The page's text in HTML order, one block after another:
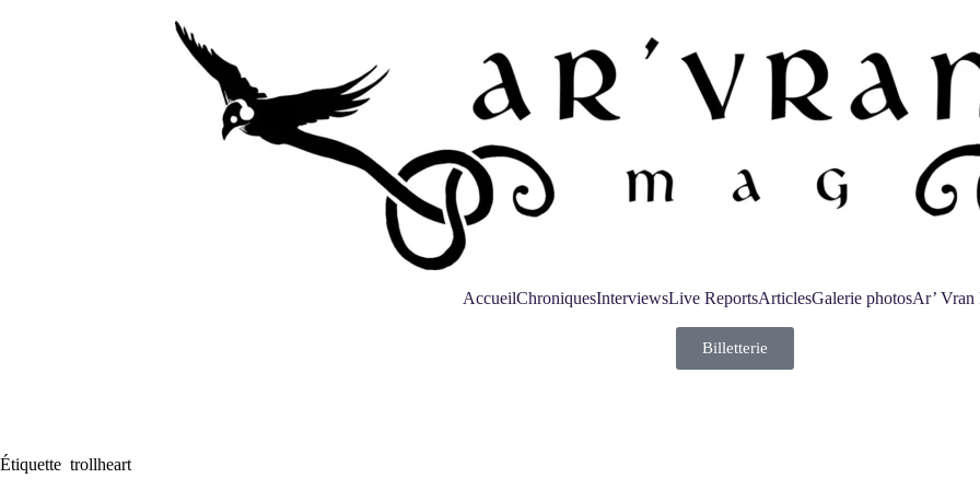
AccueilChroniquesInterviewsLive ReportsArticlesGalerie photosAr’ Vran
Billetterie
Étiquette trollheart